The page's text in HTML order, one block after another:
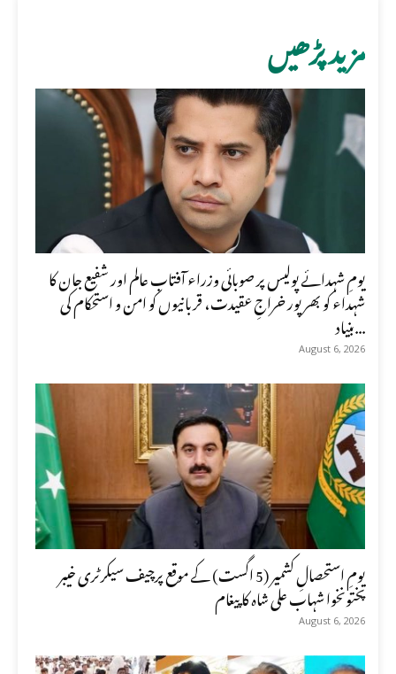
مزید پڑھیں
یومِ شہدائے پولیس پر صوبائی وزراء آفتاب عالم اور شفیع جان کا
شہداء کو بھرپور خراجِ عقیدت، قربانیوں کو امن و استحکام کی
بنیاد...
August 6, 2026
یومِ استحصالِ کشمیر (5 اگست) کے موقع پرچیف سیکرٹری خیبر
پختونخوا شہاب علی شاہ کا پیغام
August 6, 2026